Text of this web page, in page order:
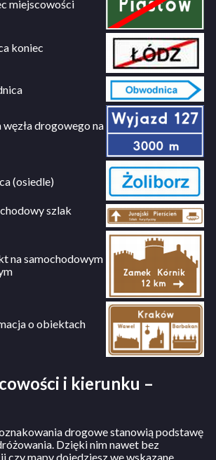
miejscowości
koniec
drogowego na
(osiedle)
szlak
na samochodowym
o obiektach
i kierunku –
drogowe stanowią podstawę
Dzięki nim nawet bez
czy mapy dojedziesz we wskazane